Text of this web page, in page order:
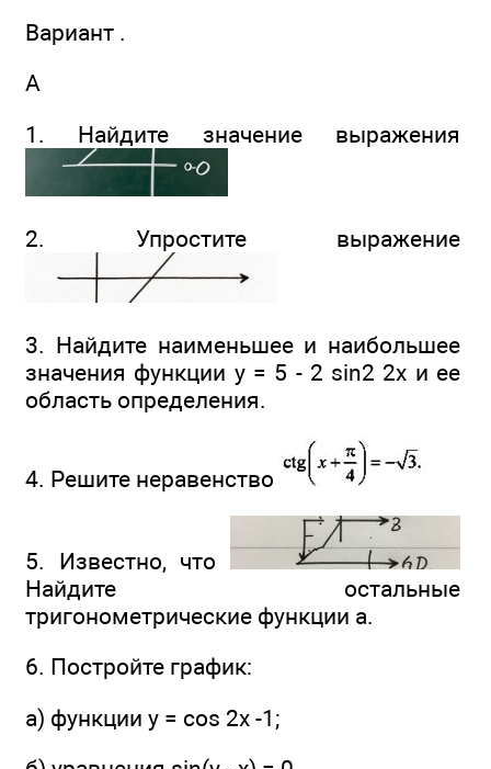
Вариант .
А
1. Найдите значение выражения
2. Упростите выражение
3. Найдите наименьшее и наибольшее
значения функции у = 5 - 2 sin2 2х и ее
область определения.
4. Решите неравенство
5. Известно, что
Найдите остальные
тригонометрические функции а.
6. Постройте график:
а) функции у = cos 2х -1;